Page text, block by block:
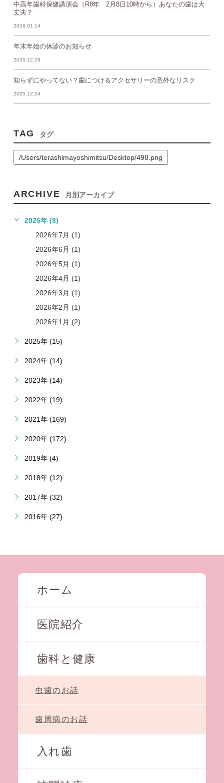
中高年歯科保健講演会（R8年 2月8日10時から）あなたの歯は大
丈夫？
2026.01.14
年末年始の休診のお知らせ
2025.12.29
知らずにやってない？歯につけるアクセサリーの意外なリスク
2025.12.24
TAG タグ
/Users/terashimayoshimitsu/Desktop/498.png
ARCHIVE 月別アーカイブ
2026年 (8)
2026年7月 (1)
2026年6月 (1)
2026年5月 (1)
2026年4月 (1)
2026年3月 (1)
2026年2月 (1)
2026年1月 (2)
2025年 (15)
2024年 (14)
2023年 (14)
2022年 (19)
2021年 (169)
2020年 (172)
2019年 (4)
2018年 (12)
2017年 (32)
2016年 (27)
ホーム
医院紹介
歯科と健康
虫歯のお話
歯周病のお話
入れ歯